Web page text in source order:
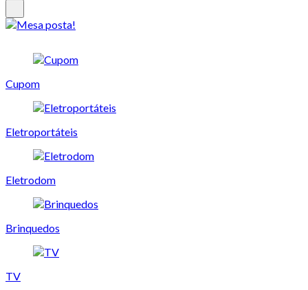
Cupom
Eletroportáteis
Eletrodom
Brinquedos
TV